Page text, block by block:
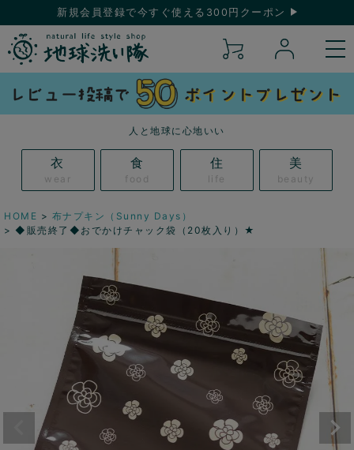
新規会員登録で今すぐ使える300円クーポン
人と地球に心地いい
衣
wear
食
food
住
life
美
beauty
HOME
布ナプキン（Sunny Days）
◆販売終了◆おでかけチャック袋（20枚入り）★